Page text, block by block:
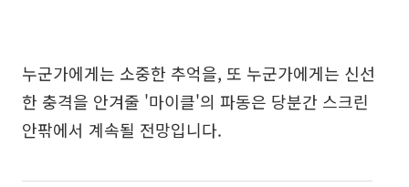
누군가에게는 소중한 추억을, 또 누군가에게는 신선
한 충격을 안겨줄 '마이클'의 파동은 당분간 스크린
안팎에서 계속될 전망입니다.